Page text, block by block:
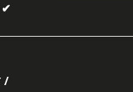
/